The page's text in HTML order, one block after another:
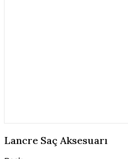
Lancre Saç Aksesuarı